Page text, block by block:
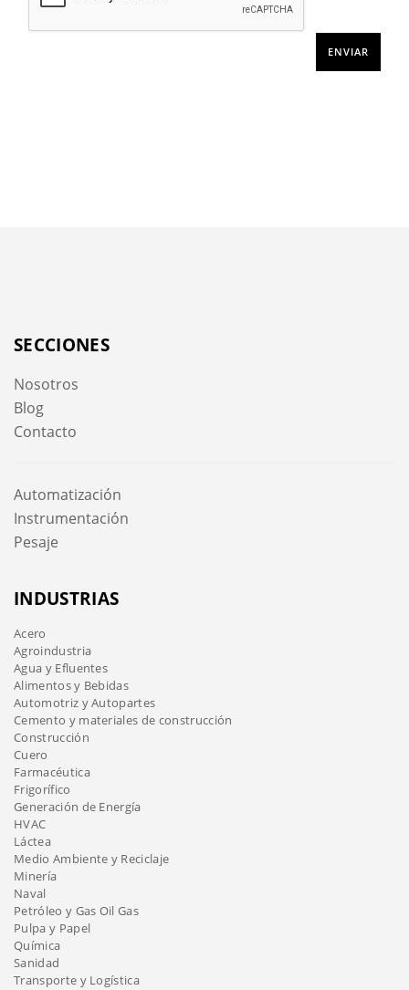
SECCIONES
Nosotros
Blog
Contacto
Automatización
Instrumentación
Pesaje
INDUSTRIAS
Acero
Agroindustria
Agua y Efluentes
Alimentos y Bebidas
Automotriz y Autopartes
Cemento y materiales de construcción
Construcción
Cuero
Farmacéutica
Frigorífico
Generación de Energía
HVAC
Láctea
Medio Ambiente y Reciclaje
Minería
Naval
Petróleo y Gas Oil Gas
Pulpa y Papel
Química
Sanidad
Transporte y Logística